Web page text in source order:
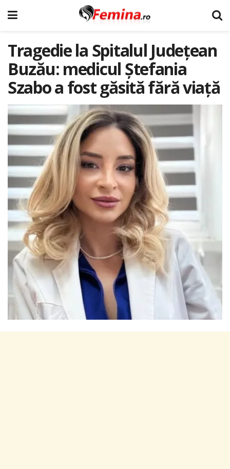
Tragedie la Spitalul Județean
Buzău: medicul Ștefania
Szabo a fost găsită fără viață